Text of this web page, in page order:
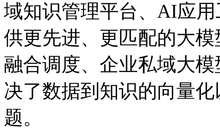
域知识管理平台、AI应
供更先进、更匹配的大模
融合调度、企业私域大
决了数据到知识的向量
题。